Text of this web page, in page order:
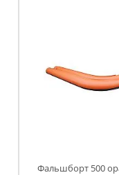
Фальшборт 500